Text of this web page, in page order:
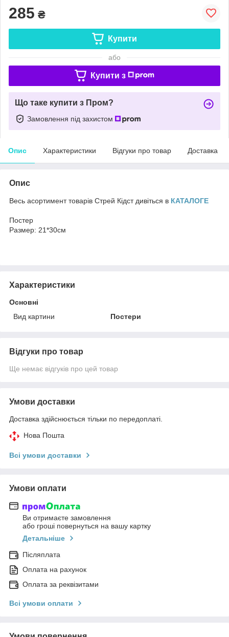
285 ₴
Купити
або
Купити з
Що таке купити з Пром?
Замовлення під захистом
Опис Характеристики Відгуки про товар Доставка
Опис
Весь асортимент товарів Стрей Кідст дивіться в КАТАЛОГЕ
Постер
Размер: 21*30см
Характеристики
Основні
Вид картини
Постери
Відгуки про товар
Ще немає відгуків про цей товар
Умови доставки
Доставка здійснюється тільки по передоплаті.
Нова Пошта
Всі умови доставки
Умови оплати
Ви отримаєте замовлення
або гроші повернуться на вашу картку
Детальніше
Післяплата
Оплата на рахунок
Оплата за реквізитами
Всі умови оплати